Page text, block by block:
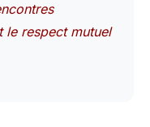
le respect mutuel